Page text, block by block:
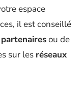
espace
il est conseillé
ou de
sur les réseaux